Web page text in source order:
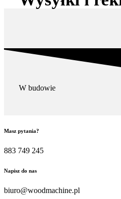
W budowie
Masz pytania?
883 749 245
Napisz do nas
biuro@woodmachine.pl